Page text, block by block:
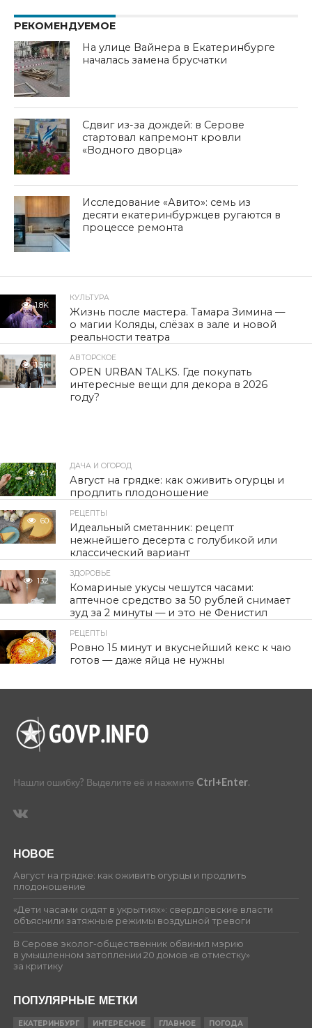
РЕКОМЕНДУЕМОЕ
На улице Вайнера в Екатеринбурге
началась замена брусчатки
Сдвиг из-за дождей: в Серове
стартовал капремонт кровли
«Водного дворца»
Исследование «Авито»: семь из
десяти екатеринбуржцев ругаются в
процессе ремонта
1.8K
КУЛЬТУРА
Жизнь после мастера. Тамара Зимина —
о магии Коляды, слёзах в зале и новой
реальности театра
1.5K
АВТОРСКОЕ
OPEN URBAN TALKS. Где покупать
интересные вещи для декора в 2026
году?
41
ДАЧА И ОГОРОД
Август на грядке: как оживить огурцы и
продлить плодоношение
60
РЕЦЕПТЫ
Идеальный сметанник: рецепт
нежнейшего десерта с голубикой или
классический вариант
132
ЗДОРОВЬЕ
Комариные укусы чешутся часами:
аптечное средство за 50 рублей снимает
зуд за 2 минуты — и это не Фенистил
99
РЕЦЕПТЫ
Ровно 15 минут и вкуснейший кекс к чаю
готов — даже яйца не нужны
Нашли ошибку? Выделите её и нажмите Ctrl+Enter.
НОВОЕ
Август на грядке: как оживить огурцы и продлить
плодоношение
«Дети часами сидят в укрытиях»: свердловские власти
объяснили затяжные режимы воздушной тревоги
В Серове эколог-общественник обвинил мэрию
в умышленном затоплении 20 домов «в отместку»
за критику
ПОПУЛЯРНЫЕ МЕТКИ
ЕКАТЕРИНБУРГ ИНТЕРЕСНОЕ ГЛАВНОЕ ПОГОДА